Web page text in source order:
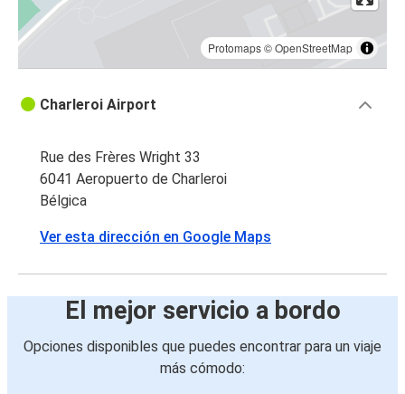
Protomaps©OpenStreetMap
Charleroi Airport
Rue des Frères Wright 33
6041 Aeropuerto de Charleroi
Bélgica
Ver esta dirección en Google Maps
El mejor servicio a bordo
Opciones disponibles que puedes encontrar para un viaje
más cómodo: